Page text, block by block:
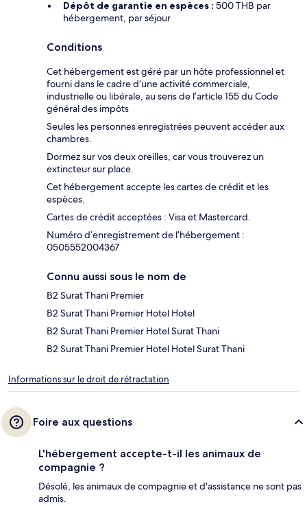
Dépôt de garantie en espèces : 500 THB par
hébergement, par séjour
Conditions
Cet hébergement est géré par un hôte professionnel et
fourni dans le cadre d’une activité commerciale,
industrielle ou libérale, au sens de l’article 155 du Code
général des impôts
Seules les personnes enregistrées peuvent accéder aux
chambres.
Dormez sur vos deux oreilles, car vous trouverez un
extincteur sur place.
Cet hébergement accepte les cartes de crédit et les
espèces.
Cartes de crédit acceptées : Visa et Mastercard.
Numéro d’enregistrement de l’hébergement :
0505552004367
Connu aussi sous le nom de
B2 Surat Thani Premier
B2 Surat Thani Premier Hotel Hotel
B2 Surat Thani Premier Hotel Surat Thani
B2 Surat Thani Premier Hotel Hotel Surat Thani
Informations sur le droit de rétractation
Foire aux questions
L'hébergement accepte-t-il les animaux de
compagnie ?
Désolé, les animaux de compagnie et d'assistance ne sont pas
admis.